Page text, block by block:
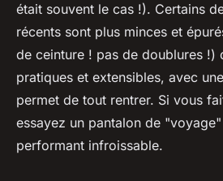
était souvent le cas !). Certains
récents sont plus minces et
de ceinture ! pas de doublures !)
pratiques et extensibles, avec
permet de tout rentrer. Si vous
essayez un pantalon de
performant infroissable.